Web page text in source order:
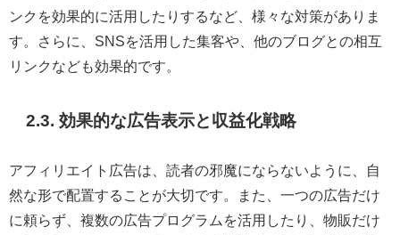
ンクを効果的に活用したりするなど、様々な対策がありま
す。さらに、SNSを活用した集客や、他のブログとの相互
リンクなども効果的です。
2.3. 効果的な広告表示と収益化戦略
アフィリエイト広告は、読者の邪魔にならないように、自
然な形で配置することが大切です。また、一つの広告だけ
に頼らず、複数の広告プログラムを活用したり、物販だけ